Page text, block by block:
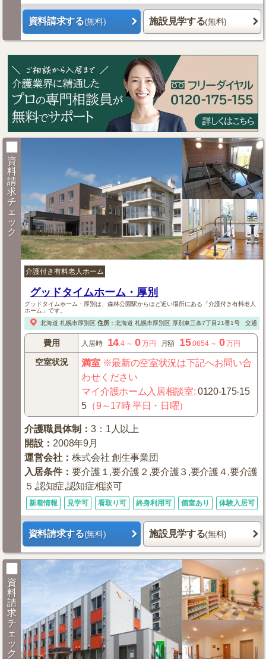
資料請求する(無料) 施設見学する(無料)
資
料
請
求
チ
ェ
ッ
ク
介護付き有料老人ホーム
グッドタイムホーム・厚別
グッドタイムホーム・厚別は、森林公園駅からほど近い場所にある「介護付き有料老人
ホーム」です。
北海道 札幌市厚別区 住所： 北海道 札幌市厚別区厚別東三条7丁目21番1号 交通：
費用 入居時 14 .4～ 0万円 月額 15.0654～ 0万円
空室状況 満室※最新の空室状況は下記へお問い合
わせください
マイ介護ホーム入居相談室:0120-175-15
5 （9～17時 平日・日曜）
介護職員体制 ：3：1人以上
開設 ： 2008年9月
運営会社 ：株式会社 創生事業団
入居条件：要介護１,要介護２,要介護３,要介護４,要介護
５,認知症,認知症相談可
新着情報 見学可 看取り可 終身利用可 個室あり 体験入居可
資料請求する(無料) 施設見学する(無料)
資
料
請
求
チ
ェ
ッ
ク